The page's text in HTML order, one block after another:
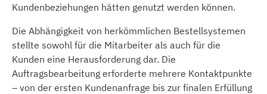
Kundenbeziehungen hätten genutzt werden können.
Die Abhängigkeit von herkömmlichen Bestellsystemen
stellte sowohl für die Mitarbeiter als auch für die
Kunden eine Herausforderung dar. Die
Auftragsbearbeitung erforderte mehrere Kontaktpunkte
– von der ersten Kundenanfrage bis zur finalen Erfüllung